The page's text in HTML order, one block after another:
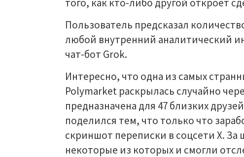
Пользователь предсказал
любой внутренний аналитический
чат-бот Grok.
Интересно, что одна из самых
Polymarket раскрылась случайно
предназначена для 47 близких
поделился тем, что только что
скриншот переписки в соцсети Х. За
некоторые из которых и смогли